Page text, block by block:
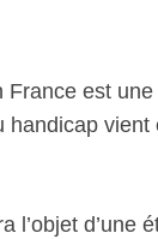
est
l’objet d’une